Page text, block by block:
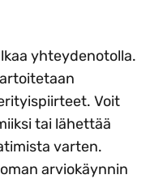
yhteydenotolla.
Voit
tai lähettää
varten.
arviokäynnin